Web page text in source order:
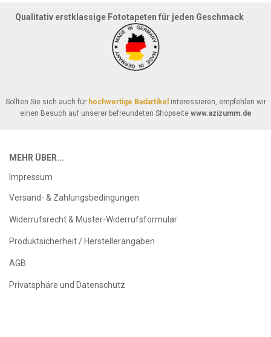
Qualitativ erstklassige Fototapeten für jeden Geschmack
Sollten Sie sich auch für hochwertige Badartikel interessieren, empfehlen wir
einen Besuch auf unserer befreundeten Shopseite www.azizumm.de
MEHR ÜBER...
Impressum
Versand- & Zahlungsbedingungen
Widerrufsrecht & Muster-Widerrufsformular
Produktsicherheit / Herstellerangaben
AGB
Privatsphäre und Datenschutz